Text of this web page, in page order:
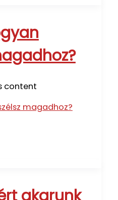
content
magadhoz?